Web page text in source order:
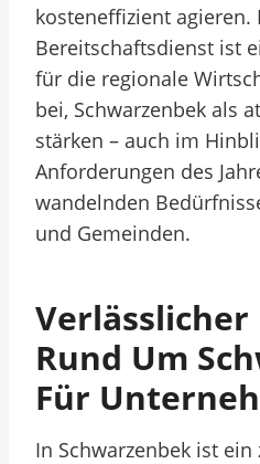
kosteneffizient agieren.
Bereitschaftsdienst ist
für die regionale
bei, Schwarzenbek als
stärken – auch im
Anforderungen des
wandelnden
und Gemeinden.
Rund Um
Für
In Schwarzenbek ist ein